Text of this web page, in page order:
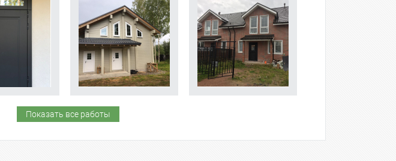
Показать все работы